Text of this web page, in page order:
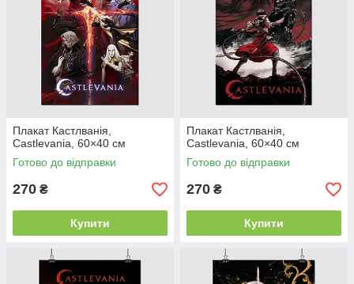
Плакат Кастлванія,
Castlevania, 60×40 см
Готово до відправки
270 ₴
Купити
Плакат Кастлванія,
Castlevania, 60×40 см
Готово до відправки
270 ₴
Купити